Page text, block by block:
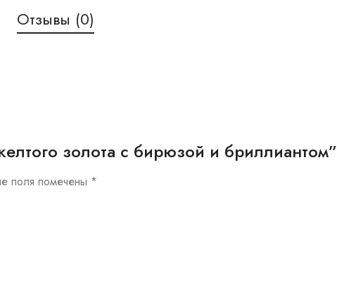
Отзывы (0)
золота с бирюзой и бриллиантом”
поля помечены *